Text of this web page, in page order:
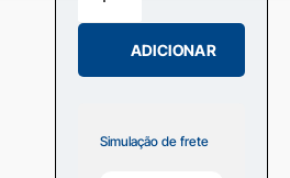
ADICIONAR
Simulação de frete